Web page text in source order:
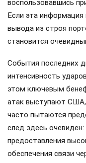
воспользовавшись
Если эта
вывода из строя
становится
События последних
интенсивность
этом ключевым
атак выступают США,
часто пытаются
след здесь очевиден:
предоставления
обеспечения связи